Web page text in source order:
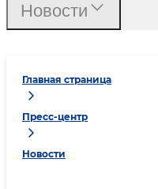
Главная страница
Пресс-центр
Новости
Новости